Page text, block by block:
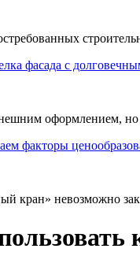
фасада с
оформлением,
факторы
кран» невозможно